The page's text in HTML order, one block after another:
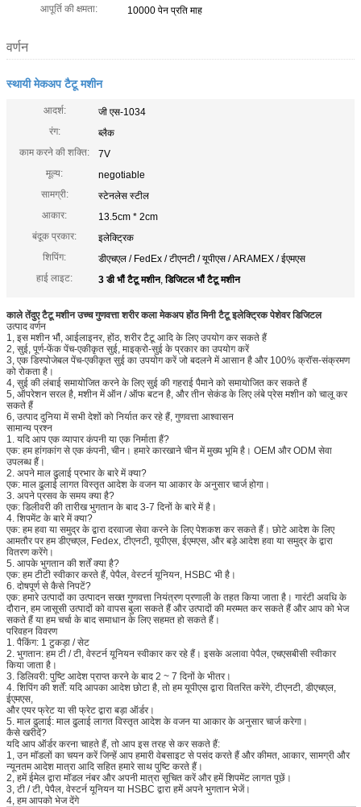
आपूर्ति की क्षमता:
10000 पेन प्रति माह
वर्णन
स्थायी मेकअप टैटू मशीन
आदर्श:
जी एस-1034
रंग:
ब्लैक
काम करने की शक्ति:
7V
मूल्य:
negotiable
सामग्री:
स्टेनलेस स्टील
आकार:
13.5cm * 2cm
बंदूक प्रकार:
इलेक्ट्रिक
शिपिंग:
डीएचएल / FedEx / टीएनटी / यूपीएस / ARAMEX / ईएमएस
हाई लाइट:
3 डी भौं टैटू मशीन,डिजिटल भौं टैटू मशीन
काले तेंदुए टैटू मशीन उच्च गुणवत्ता शरीर कला मेकअप होंठ मिनी टैटू इलेक्ट्रिक पेशेवर डिजिटल
उत्पाद वर्णन
1, इस मशीन भौं, आईलाइनर, होंठ, शरीर टैटू आदि के लिए उपयोग कर सकते हैं
2, सुई, पूर्ण-फेंक पेंच-एकीकृत सुई, माइक्रो-सुई के प्रकार का उपयोग करें
3, एक डिस्पोजेबल पेंच-एकीकृत सुई का उपयोग करें जो बदलने में आसान है और 100% क्रॉस-संक्रमण
को रोकता है।
4, सुई की लंबाई समायोजित करने के लिए सुई की गहराई पैमाने को समायोजित कर सकते हैं
5, ऑपरेशन सरल है, मशीन में ऑन / ऑफ बटन है, और तीन सेकंड के लिए लंबे प्रेस मशीन को चालू कर
सकते हैं
6, उत्पाद दुनिया में सभी देशों को निर्यात कर रहे हैं, गुणवत्ता आश्वासन
सामान्य प्रश्न
1. यदि आप एक व्यापार कंपनी या एक निर्माता हैं?
एक: हम हांगकांग से एक कंपनी, चीन। हमारे कारखाने चीन में मुख्य भूमि है। OEM और ODM सेवा
उपलब्ध हैं।
2. अपने माल ढुलाई प्रभार के बारे में क्या?
एक: माल ढुलाई लागत विस्तृत आदेश के वजन या आकार के अनुसार चार्ज होगा।
3. अपने प्रसव के समय क्या है?
एक: डिलीवरी की तारीख भुगतान के बाद 3-7 दिनों के बारे में है।
4. शिपमेंट के बारे में क्या?
एक: हम हवा या समुद्र के द्वारा दरवाजा सेवा करने के लिए पेशकश कर सकते हैं। छोटे आदेश के लिए
आमतौर पर हम डीएचएल, Fedex, टीएनटी, यूपीएस, ईएमएस, और बड़े आदेश हवा या समुद्र के द्वारा
वितरण करेंगे।
5. आपके भुगतान की शर्तें क्या है?
एक: हम टीटी स्वीकार करते हैं, पेपैल, वेस्टर्न यूनियन, HSBC भी है।
6. दोषपूर्ण से कैसे निपटें?
एक: हमारे उत्पादों का उत्पादन सख्त गुणवत्ता नियंत्रण प्रणाली के तहत किया जाता है। गारंटी अवधि के
दौरान, हम जासूसी उत्पादों को वापस बुला सकते हैं और उत्पादों की मरम्मत कर सकते हैं और आप को भेज
सकते हैं या हम चर्चा के बाद समाधान के लिए सहमत हो सकते हैं।
परिवहन विवरण
1. पैकिंग: 1 टुकड़ा / सेट
2. भुगतान: हम टी / टी, वेस्टर्न यूनियन स्वीकार कर रहे हैं। इसके अलावा पेपैल, एचएसबीसी स्वीकार
किया जाता है।
3. डिलिवरी: पुष्टि आदेश प्राप्त करने के बाद 2 ~ 7 दिनों के भीतर।
4. शिपिंग की शर्तें: यदि आपका आदेश छोटा है, तो हम यूपीएस द्वारा वितरित करेंगे, टीएनटी, डीएचएल,
ईएमएस,
और एयर फ्रेट या सी फ्रेट द्वारा बड़ा ऑर्डर।
5. माल ढुलाई: माल ढुलाई लागत विस्तृत आदेश के वजन या आकार के अनुसार चार्ज करेगा।
कैसे खरीदें?
यदि आप ऑर्डर करना चाहते हैं, तो आप इस तरह से कर सकते हैं:
1, उन मॉडलों का चयन करें जिन्हें आप हमारी वेबसाइट से पसंद करते हैं और कीमत, आकार, सामग्री और
न्यूनतम आदेश मात्रा आदि सहित हमारे साथ पुष्टि करते हैं।
2, हमें ईमेल द्वारा मॉडल नंबर और अपनी मात्रा सूचित करें और हमें शिपमेंट लागत पूछें।
3, टी / टी, पेपैल, वेस्टर्न यूनियन या HSBC द्वारा हमें अपने भुगतान भेजें।
4, हम आपको भेज देंगे